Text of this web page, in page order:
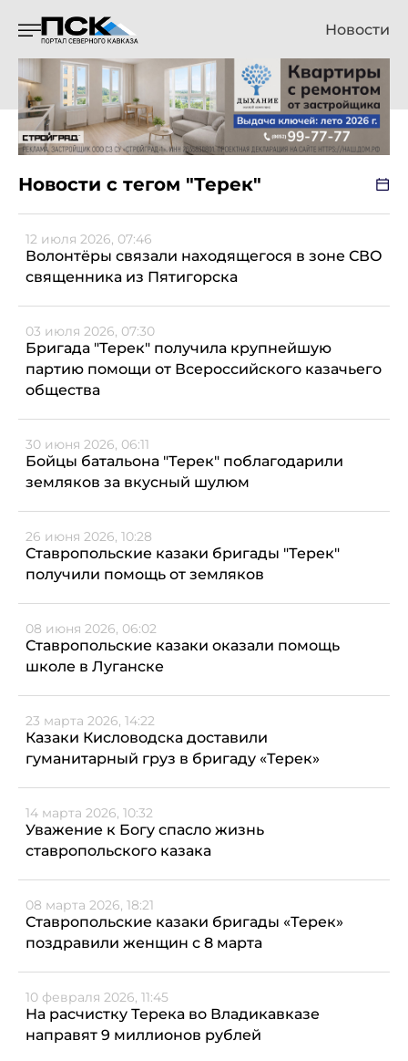
Новости
Новости с тегом "Терек"
12 июля 2026, 07:46
Волонтёры связали находящегося в зоне СВО
священника из Пятигорска
03 июля 2026, 07:30
Бригада "Терек" получила крупнейшую
партию помощи от Всероссийского казачьего
общества
30 июня 2026, 06:11
Бойцы батальона "Терек" поблагодарили
земляков за вкусный шулюм
26 июня 2026, 10:28
Ставропольские казаки бригады "Терек"
получили помощь от земляков
08 июня 2026, 06:02
Ставропольские казаки оказали помощь
школе в Луганске
23 марта 2026, 14:22
Казаки Кисловодска доставили
гуманитарный груз в бригаду «Терек»
14 марта 2026, 10:32
Уважение к Богу спасло жизнь
ставропольского казака
08 марта 2026, 18:21
Ставропольские казаки бригады «Терек»
поздравили женщин с 8 марта
10 февраля 2026, 11:45
На расчистку Терека во Владикавказе
направят 9 миллионов рублей